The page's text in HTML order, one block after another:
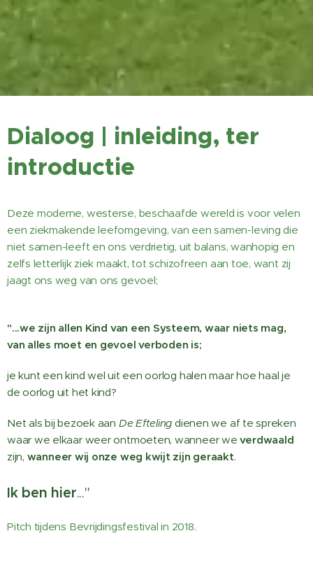
Dialoog | inleiding, ter
introductie
Deze moderne, westerse, beschaafde wereld is voor velen
een ziekmakende leefomgeving, van een samen-leving die
niet samen-leeft en ons verdrietig, uit balans, wanhopig en
zelfs letterlijk ziek maakt, tot schizofreen aan toe, want zij
jaagt ons weg van ons gevoel;
"...we zijn allen Kind van een Systeem, waar niets mag,
van alles moet en gevoel verboden is;
je kunt een kind wel uit een oorlog halen maar hoe haal je
de oorlog uit het kind?
Net als bij bezoek aan De Efteling dienen we af te spreken
waar we elkaar weer ontmoeten, wanneer weverdwaald
zijn, wanneer wij onze weg kwijt zijn geraakt.
Ik ben hier..."
Pitch tijdens Bevrijdingsfestival in 2018.